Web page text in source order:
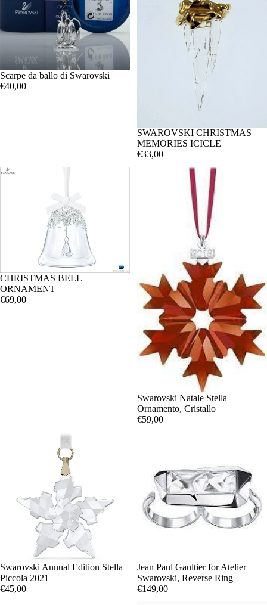
Scarpe da ballo di Swarovski
€40,00
SWAROVSKI CHRISTMAS
MEMORIES ICICLE
€33,00
CHRISTMAS BELL
ORNAMENT
€69,00
Swarovski Natale Stella
Ornamento, Cristallo
€59,00
Swarovski Annual Edition Stella
Piccola 2021
€45,00
Jean Paul Gaultier for Atelier
Swarovski, Reverse Ring
€149,00